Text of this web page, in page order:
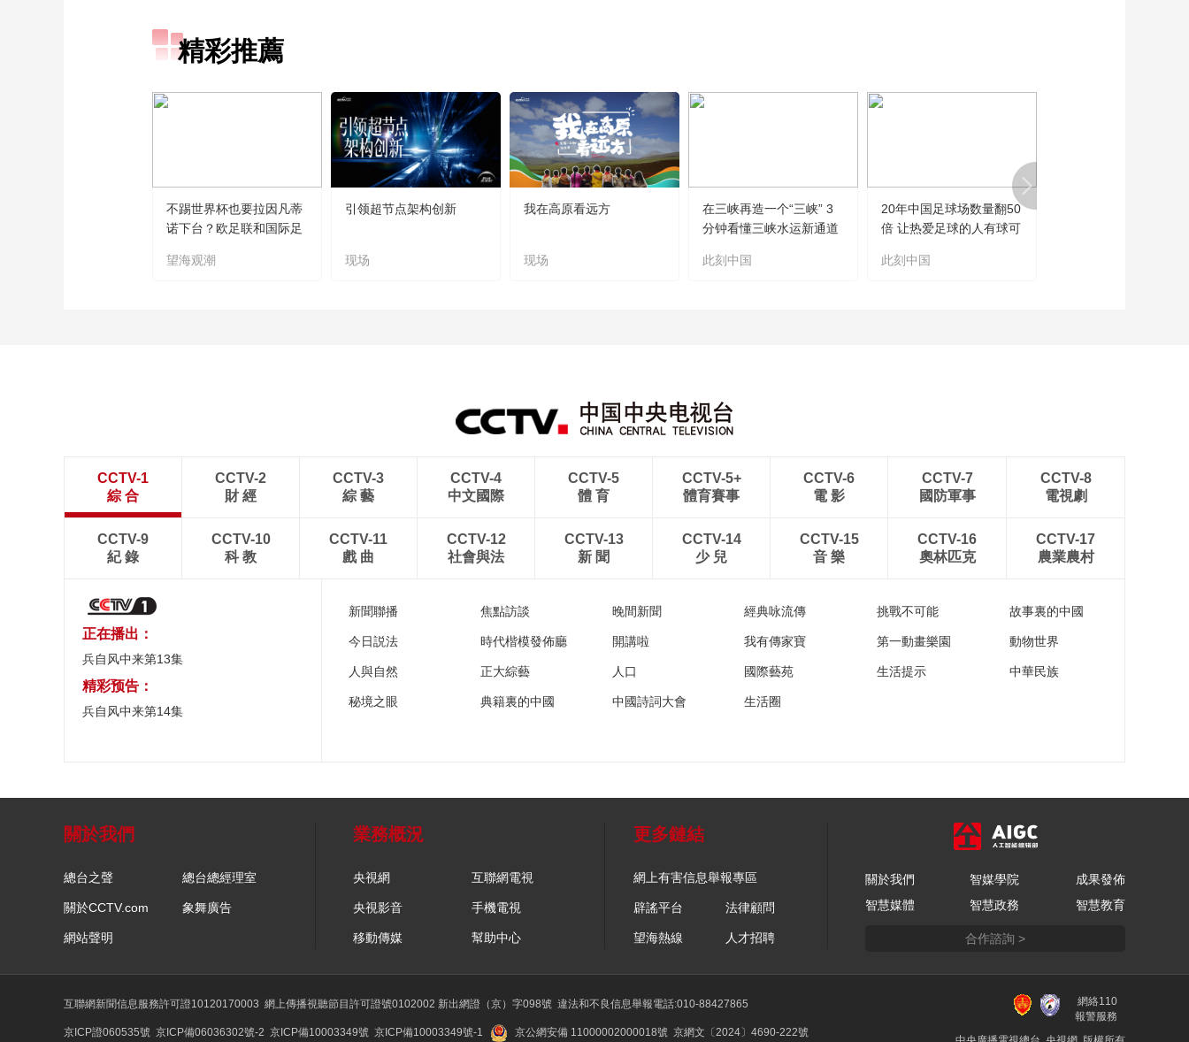
精彩推薦
不踢世界杯也要拉因凡蒂
诺下台？欧足联和国际足
望海观潮
引领超节点架构创新
现场
我在高原看远方
现场
在三峡再造一个“三峡” 3
分钟看懂三峡水运新通道
此刻中国
20年中国足球场数量翻50
倍 让热爱足球的人有球可
此刻中国
CCTV-1
綜 合
CCTV-2
財 經
CCTV-3
綜 藝
CCTV-4
中文國際
CCTV-5
體 育
CCTV-5+
體育賽事
CCTV-6
電 影
CCTV-7
國防軍事
CCTV-8
電視劇
CCTV-9
紀 錄
CCTV-10
科 教
CCTV-11
戲 曲
CCTV-12
社會與法
CCTV-13
新 聞
CCTV-14
少 兒
CCTV-15
音 樂
CCTV-16
奧林匹克
CCTV-17
農業農村
正在播出：
兵自风中来第13集
精彩预告：
兵自风中来第14集
新聞聯播 焦點訪談 晚間新聞 經典咏流傳 挑戰不可能 故事裏的中國
今日説法 時代楷模發佈廳 開講啦 我有傳家寶 第一動畫樂園 動物世界
人與自然 正大綜藝 人口 國際藝苑 生活提示 中華民族
秘境之眼 典籍裏的中國 中國詩詞大會 生活圈
關於我們
總台之聲 總台總經理室
關於CCTV.com 象舞廣告
網站聲明
業務概況
央視網 互聯網電視
央視影音 手機電視
移動傳媒 幫助中心
更多鏈結
網上有害信息舉報專區
辟謠平台 法律顧問
望海熱線 人才招聘
關於我們 智媒學院
成果發佈
智慧媒體
智慧政務 智慧教育
合作諮詢 >
互聯網新聞信息服務許可證10120170003 網上傳播視聽節目許可證號0102002 新出網證（京）字098號 違法和不良信息舉報電話:010-88427865
京ICP證060535號 京ICP備06036302號-2 京ICP備10003349號 京ICP備10003349號-1 京公網安備 11000002000018號 京網文〔2024〕4690-222號
網絡110
報警服務